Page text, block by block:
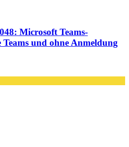
Microsoft Teams-
und ohne Anmeldung